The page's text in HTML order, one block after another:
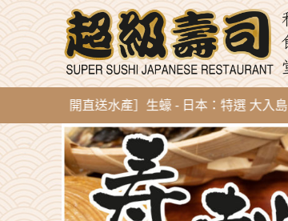
即開直送水產］生蠔 - 日本：特選 大入島，北海